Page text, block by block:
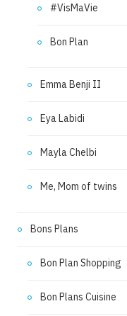
#VisMaVie
Bon Plan
Emma Benji II
Eya Labidi
Mayla Chelbi
Me, Mom of twins
Bons Plans
Bon Plan Shopping
Bon Plans Cuisine